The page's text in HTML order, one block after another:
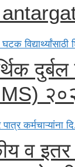
दुर्बल
व इतर